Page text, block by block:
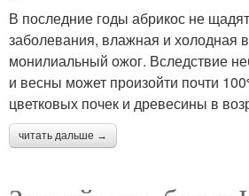
В последние годы абрикос не
заболевания, влажная и холодная
монилиальный ожог. Вследствие
и весны может произойти почти
цветковых почек и древесины в
читать дальше →